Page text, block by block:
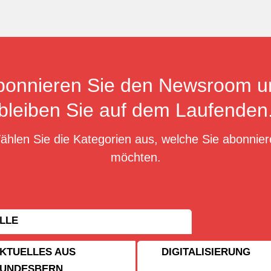
Sie den Newsroom
Sie auf dem Laufenden.
Sie die Kategorien aus, welche Sie
möchten.
AUS
DIGITALISIERUNG